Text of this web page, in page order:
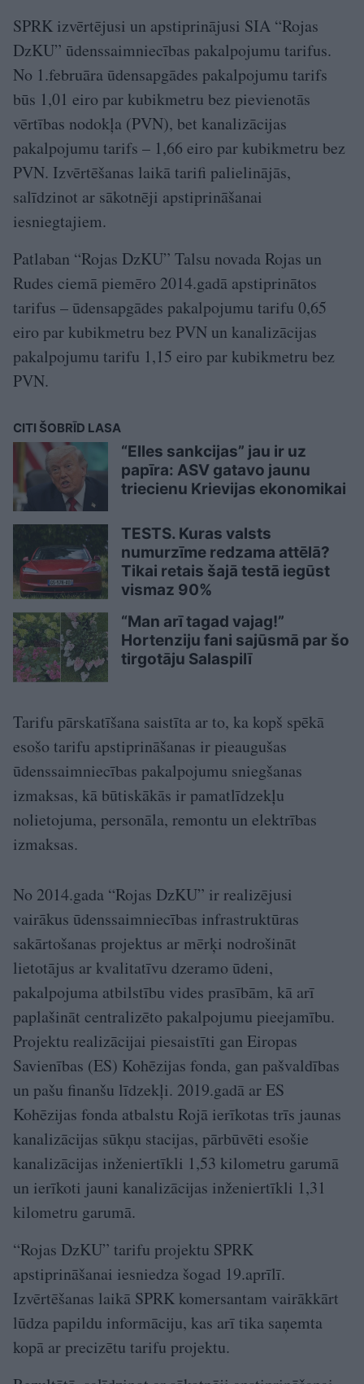
SPRK izvērtējusi un apstiprinājusi SIA “Rojas
DzKU” ūdenssaimniecības pakalpojumu tarifus.
No 1.februāra ūdensapgādes pakalpojumu tarifs
būs 1,01 eiro par kubikmetru bez pievienotās
vērtības nodokļa (PVN), bet kanalizācijas
pakalpojumu tarifs – 1,66 eiro par kubikmetru bez
PVN. Izvērtēšanas laikā tarifi palielinājās,
salīdzinot ar sākotnēji apstiprināšanai
iesniegtajiem.
Patlaban “Rojas DzKU” Talsu novada Rojas un
Rudes ciemā piemēro 2014.gadā apstiprinātos
tarifus – ūdensapgādes pakalpojumu tarifu 0,65
eiro par kubikmetru bez PVN un kanalizācijas
pakalpojumu tarifu 1,15 eiro par kubikmetru bez
PVN.
CITI ŠOBRĪD LASA
“Elles sankcijas” jau ir uz
papīra: ASV gatavo jaunu
triecienu Krievijas ekonomikai
TESTS. Kuras valsts
numurzīme redzama attēlā?
Tikai retais šajā testā iegūst
vismaz 90%
“Man arī tagad vajag!”
Hortenziju fani sajūsmā par šo
tirgotāju Salaspilī
Tarifu pārskatīšana saistīta ar to, ka kopš spēkā
esošo tarifu apstiprināšanas ir pieaugušas
ūdenssaimniecības pakalpojumu sniegšanas
izmaksas, kā būtiskākās ir pamatlīdzekļu
nolietojuma, personāla, remontu un elektrības
izmaksas.
No 2014.gada “Rojas DzKU” ir realizējusi
vairākus ūdenssaimniecības infrastruktūras
sakārtošanas projektus ar mērķi nodrošināt
lietotājus ar kvalitatīvu dzeramo ūdeni,
pakalpojuma atbilstību vides prasībām, kā arī
paplašināt centralizēto pakalpojumu pieejamību.
Projektu realizācijai piesaistīti gan Eiropas
Savienības (ES) Kohēzijas fonda, gan pašvaldības
un pašu finanšu līdzekļi. 2019.gadā ar ES
Kohēzijas fonda atbalstu Rojā ierīkotas trīs jaunas
kanalizācijas sūkņu stacijas, pārbūvēti esošie
kanalizācijas inženiertīkli 1,53 kilometru garumā
un ierīkoti jauni kanalizācijas inženiertīkli 1,31
kilometru garumā.
“Rojas DzKU” tarifu projektu SPRK
apstiprināšanai iesniedza šogad 19.aprīlī.
Izvērtēšanas laikā SPRK komersantam vairākkārt
lūdza papildu informāciju, kas arī tika saņemta
kopā ar precizētu tarifu projektu.